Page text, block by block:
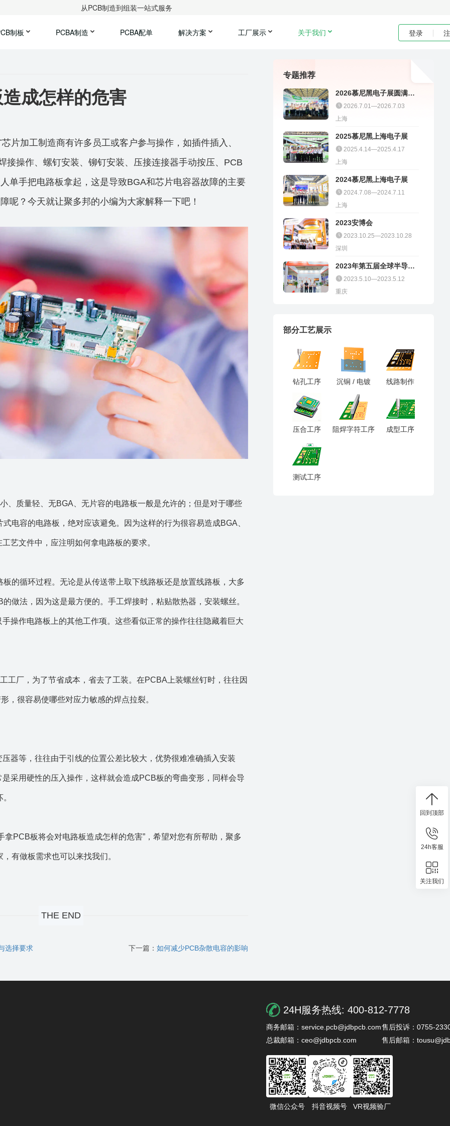
从PCB制造到组装一站式服务
制板 PCBA制造 PCBA配单 解决方案 工厂展示 关于我们 登录
成怎样的危害
片加工制造商有许多员工或客户参与操作，如插件插入、
接操作、螺钉安装、铆钉安装、压接连接器手动按压、PCB
单手把电路板拿起，这是导致BGA和芯片电容器故障的主要
呢？今天就让聚多邦的小编为大家解释一下吧！
、质量轻、无BGA、无片容的电路板一般是允许的；但是对于哪些
电容的电路板，绝对应该避免。因为这样的行为很容易造成BGA、
艺文件中，应注明如何拿电路板的要求。
的循环过程。无论是从传送带上取下线路板还是放置线路板，大多
做法，因为这是最方便的。手工焊接时，粘贴散热器，安装螺丝。
操作电路板上的其他工作项。这些看似正常的操作往往隐藏着巨大
工厂，为了节省成本，省去了工装。在PCBA上装螺丝钉时，往往因
，很容易使哪些对应力敏感的焊点拉裂。
器等，往往由于引线的位置公差比较大，优势很难准确插入安装
采用硬性的压入操作，这样就会造成PCB板的弯曲变形，同样会导
拿PCB板将会对电路板造成怎样的危害”，希望对您有所帮助， 聚多
有做板需求也可以来找我们。
THE END
选择要求 下一篇： 如何减少PCB杂散电容的影响
专题推荐
2026慕尼黑电子展圆满收
官｜聚多邦精彩不停
2026.7.01—2026.7.03
上海
2025慕尼黑上海电子展
2025.4.14—2025.4.17
上海
2024慕尼黑上海电子展
2024.7.08—2024.7.11
上海
2023安博会
2023.10.25—2023.10.28
深圳
2023年第五届全球半导体
产业（重庆）博览会
2023.5.10—2023.5.12
重庆
部分工艺展示
钻孔工序 沉铜 / 电镀 线路制作
压合工序 阻焊字符工序 成型工序
测试工序
24H服务热线: 400-812-7778
商务邮箱：service.pcb@jdbpcb.com售后投诉：0755-
总裁邮箱：ceo@jdbpcb.com
售后邮箱：
微信公众号 抖音视频号 VR视频验厂
回到顶部
24h客服
关注我们